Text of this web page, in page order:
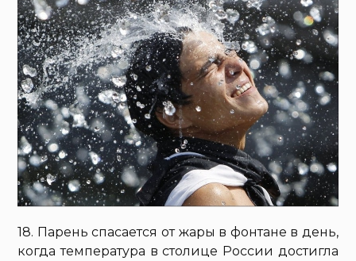
18. Парень спасается от жары в фонтане в день,
когда температура в столице России достигла